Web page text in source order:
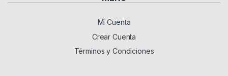
Mi Cuenta
Crear Cuenta
Términos y Condiciones